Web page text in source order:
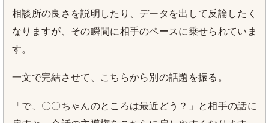
相談所の良さを説明したり、データを出して反論したく
なりますが、その瞬間に相手のペースに乗せられていま
す。
一文で完結させて、こちらから別の話題を振る。
「で、〇〇ちゃんのところは最近どう？」と相手の話に